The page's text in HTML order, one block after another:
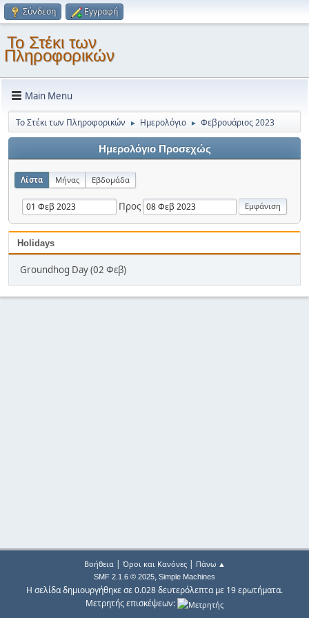
Σύνδεση Εγγραφή
Το Στέκι των
Πληροφορικών
Main Menu
Το Στέκι των Πληροφορικών ► Ημερολόγιο ► Φεβρουάριος 2023
Ημερολόγιο Προσεχώς
Λίστα Μήνας Εβδομάδα
Προς
Holidays
Groundhog Day (02 Φεβ)
Βοήθεια| Όροι και Κανόνες| Πάνω ▲
SMF 2.1.6 © 2025, Simple Machines
Η σελίδα δημιουργήθηκε σε 0.028 δευτερόλεπτα με 19 ερωτήματα.
Μετρητής επισκέψεων: